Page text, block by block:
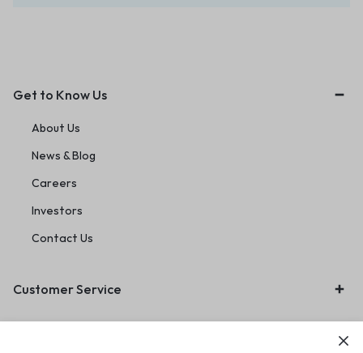
Get to Know Us
About Us
News & Blog
Careers
Investors
Contact Us
Customer Service